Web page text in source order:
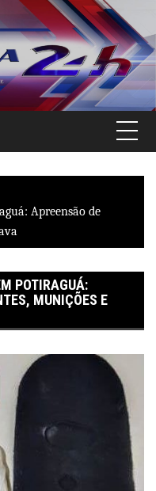
Apreensão de
POTIRAGUÁ:
MUNIÇÕES E